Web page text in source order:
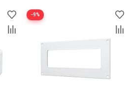
−9%